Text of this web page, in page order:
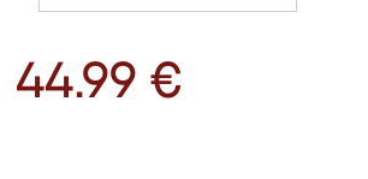
44.99 €